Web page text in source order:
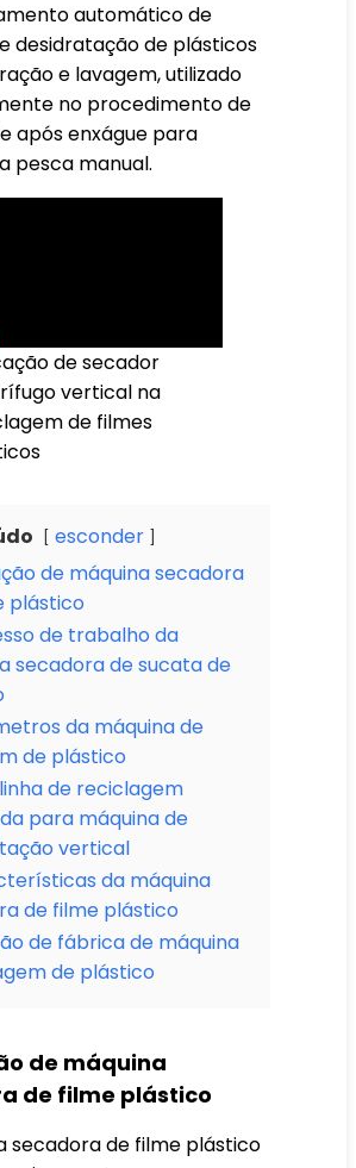
automático de
desidratação de plásticos
e lavagem, utilizado
no procedimento de
após enxágue para
pesca manual.
de secador
vertical na
de filmes
esconder
de máquina secadora
plástico
de trabalho da
secadora de sucata de
da máquina de
de plástico
de reciclagem
para máquina de
vertical
da máquina
de filme plástico
de fábrica de máquina
de plástico
de máquina
de filme plástico
secadora de filme plástico